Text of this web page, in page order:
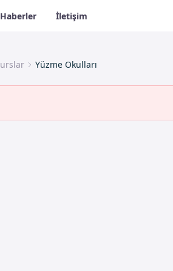
Haberler İletişim
Yüzme Okulları